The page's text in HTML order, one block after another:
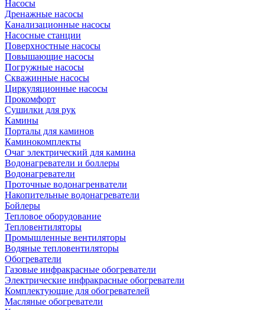
Насосы
Дренажные насосы
Канализационные насосы
Насосные станции
Поверхностные насосы
Повышающие насосы
Погружные насосы
Скважинные насосы
Циркуляционные насосы
Прокомфорт
Сушилки для рук
Камины
Порталы для каминов
Каминокомплекты
Очаг электрический для камина
Водонагреватели и боллеры
Водонагреватели
Проточные водонагренватели
Накопительные водонагреватели
Бойлеры
Тепловое оборудование
Тепловентиляторы
Промышленные вентиляторы
Водяные тепловентиляторы
Обогреватели
Газовые инфракрасные обогреватели
Электрические инфракрасные обогреватели
Комплектующие для обогревателей
Масляные обогреватели